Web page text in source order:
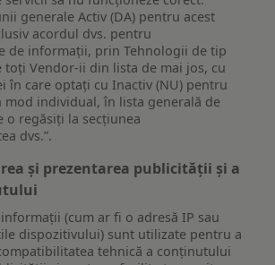
generale Activ (DA) pentru acest
acordul dvs. pentru
de informații, prin Tehnologii de tip
toți Vendor-ii din lista de mai jos, cu
în care optați cu Inactiv (NU) pentru
mod individual, în lista generală de
o regăsiți la secțiunea
dvs.”.
și prezentarea publicității și a
(cum ar fi o adresă IP sau
dispozitivului) sunt utilizate pentru a
tehnică a conținutului